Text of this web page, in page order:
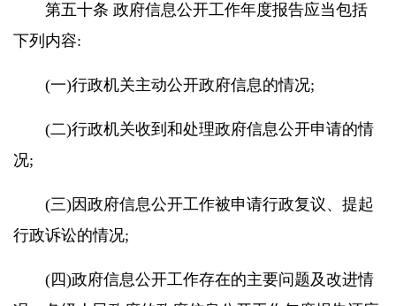
第五十条 政府信息公开工作年度报告应当包括
下列内容:
(一)行政机关主动公开政府信息的情况;
(二)行政机关收到和处理政府信息公开申请的情
况;
(三)因政府信息公开工作被申请行政复议、提起
行政诉讼的情况;
(四)政府信息公开工作存在的主要问题及改进情